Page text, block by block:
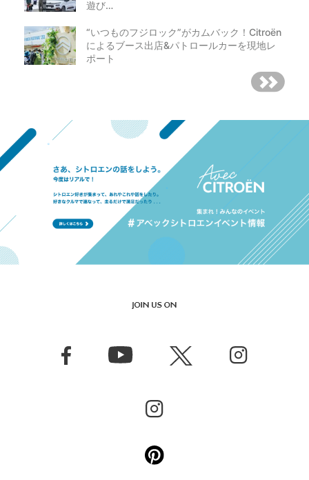
遊び…
“いつものフジロック”がカムバック！Citroën
によるブース出店&パトロールカーを現地レ
ポート